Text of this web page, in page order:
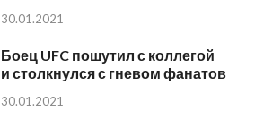
30.01.2021
Боец UFC пошутил с коллегой
и столкнулся с гневом фанатов
30.01.2021